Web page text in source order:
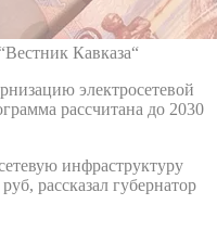
Кавказа“
электросетевой
рассчитана до 2030
инфраструктуру
рассказал губернатор